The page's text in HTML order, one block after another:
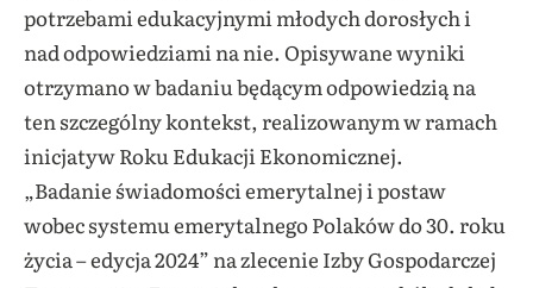
potrzebami edukacyjnymi młodych dorosłych i
nad odpowiedziami na nie. Opisywane wyniki
otrzymano w badaniu będącym odpowiedzią na
ten szczególny kontekst, realizowanym w ramach
inicjatyw Roku Edukacji Ekonomicznej.
„Badanie świadomości emerytalnej i postaw
wobec systemu emerytalnego Polaków do 30. roku
życia – edycja 2024” na zlecenie Izby Gospodarczej